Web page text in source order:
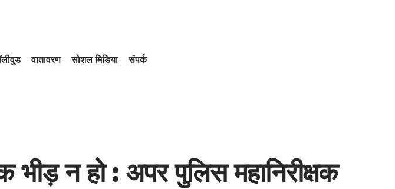
वातावरण सोशल मिडिया संपर्क
भीड़ न हो : अपर पुलिस महानिरीक्षक